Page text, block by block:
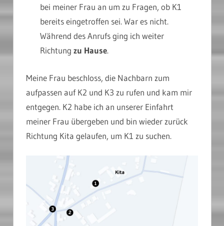
bei meiner Frau an um zu Fragen, ob K1
bereits eingetroffen sei. War es nicht.
Während des Anrufs ging ich weiter
Richtung zu Hause.
Meine Frau beschloss, die Nachbarn zum
aufpassen auf K2 und K3 zu rufen und kam mir
entgegen. K2 habe ich an unserer Einfahrt
meiner Frau übergeben und bin wieder zurück
Richtung Kita gelaufen, um K1 zu suchen.